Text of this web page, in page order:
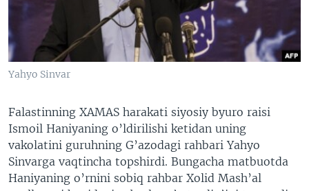
XABARLAR SURATLARDA
ODNOKLASSNIKI
TELEGRAM
TWITTER
Yahyo Sinvar
Falastinning XAMAS harakati siyosiy byuro raisi
Ismoil Haniyaning o’ldirilishi ketidan uning
vakolatini guruhning G’azodagi rahbari Yahyo
Sinvarga vaqtincha topshirdi. Bungacha matbuotda
Haniyaning o’rnini sobiq rahbar Xolid Mash’al